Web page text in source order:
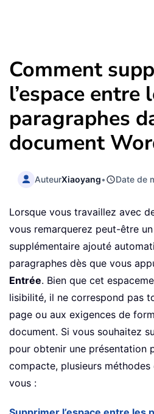
Comment
l’espace entre
paragraphes
document
AuteurXiaoyang• Date de
Lorsque vous travaillez avec
vous remarquerez peut-être
supplémentaire ajouté
paragraphes dès que vous
Entrée. Bien que cet
lisibilité, il ne correspond pas
page ou aux exigences de
document. Si vous souhaitez
pour obtenir une présentation
compacte, plusieurs méthodes
vous :